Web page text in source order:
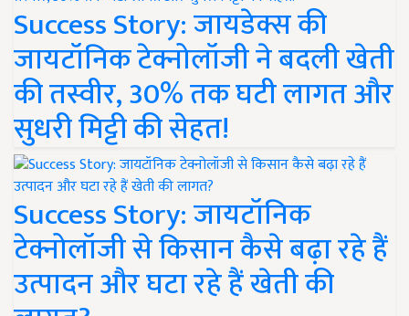
Success Story: जायडेक्स की
जायटॉनिक टेक्नोलॉजी ने बदली खेती
की तस्वीर, 30% तक घटी लागत और
सुधरी मिट्टी की सेहत!
Success Story: जायटॉनिक
टेक्नोलॉजी से किसान कैसे बढ़ा रहे हैं
उत्पादन और घटा रहे हैं खेती की